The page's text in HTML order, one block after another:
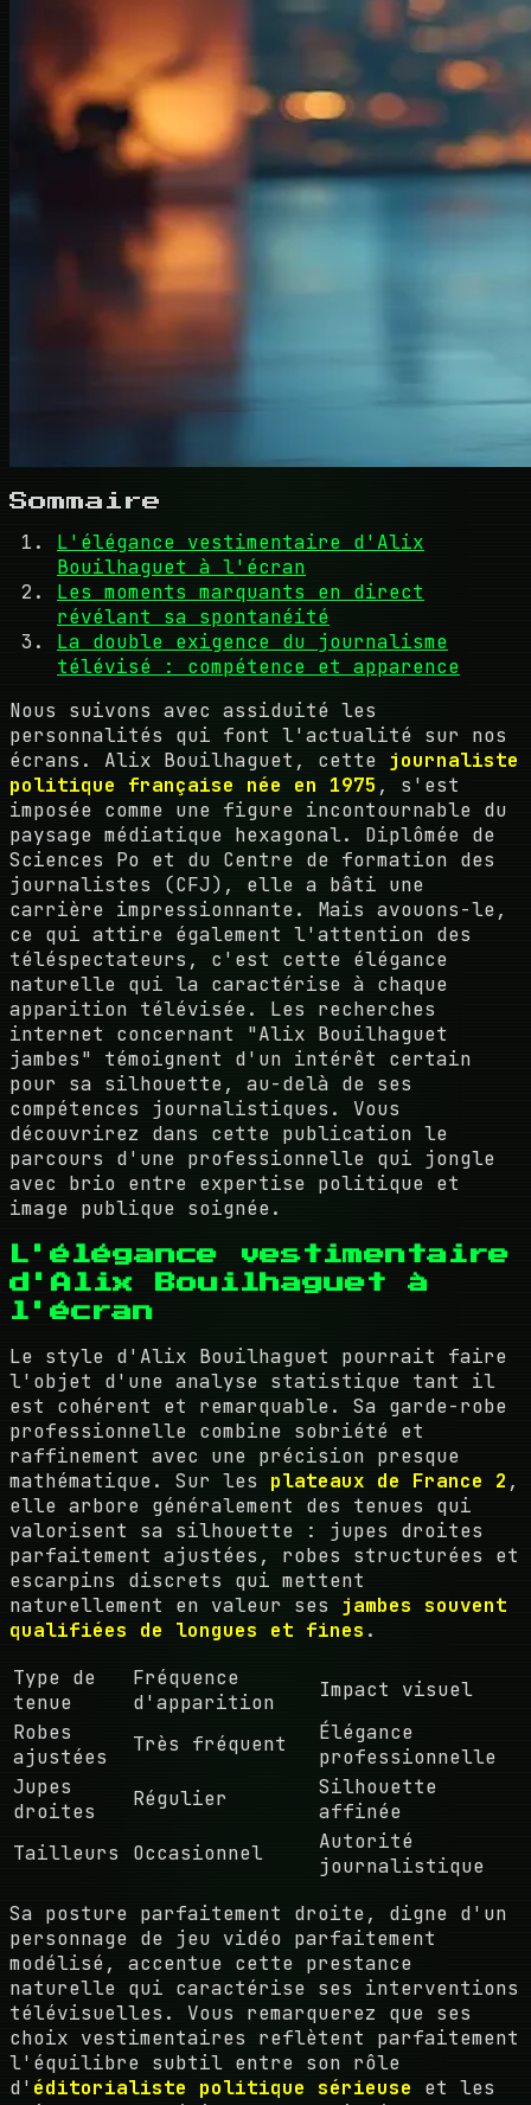
Sommaire
L'élégance vestimentaire d'Alix
Bouilhaguet à l'écran
Les moments marquants en direct
révélant sa spontanéité
La double exigence du journalisme
télévisé : compétence et apparence
Nous suivons avec assiduité les
personnalités qui font l'actualité sur nos
écrans. Alix Bouilhaguet, cette journaliste
politique française née en 1975 , s'est
imposée comme une figure incontournable du
paysage médiatique hexagonal. Diplômée de
Sciences Po et du Centre de formation des
journalistes (CFJ), elle a bâti une
carrière impressionnante. Mais avouons-le,
ce qui attire également l'attention des
téléspectateurs, c'est cette élégance
naturelle qui la caractérise à chaque
apparition télévisée. Les recherches
internet concernant "Alix Bouilhaguet
jambes" témoignent d'un intérêt certain
pour sa silhouette, au-delà de ses
compétences journalistiques. Vous
découvrirez dans cette publication le
parcours d'une professionnelle qui jongle
avec brio entre expertise politique et
image publique soignée.
L'élégance vestimentaire
d'Alix Bouilhaguet à
l'écran
Le style d'Alix Bouilhaguet pourrait faire
l'objet d'une analyse statistique tant il
est cohérent et remarquable. Sa garde-robe
professionnelle combine sobriété et
raffinement avec une précision presque
mathématique. Sur les plateaux de France 2 ,
elle arbore généralement des tenues qui
valorisent sa silhouette : jupes droites
parfaitement ajustées, robes structurées et
escarpins discrets qui mettent
naturellement en valeur ses jambes souvent
qualifiées de longues et fines .
Type de
tenue
Fréquence
d'apparition
Impact visuel
Robes
ajustées
Très fréquent
Élégance
professionnelle
Jupes
droites
Régulier
Silhouette
affinée
Tailleurs
Occasionnel
Autorité
journalistique
Sa posture parfaitement droite, digne d'un
personnage de jeu vidéo parfaitement
modélisé, accentue cette prestance
naturelle qui caractérise ses interventions
télévisuelles. Vous remarquerez que ses
choix vestimentaires reflètent parfaitement
l'équilibre subtil entre son rôle
d' éditorialiste politique sérieuse et les